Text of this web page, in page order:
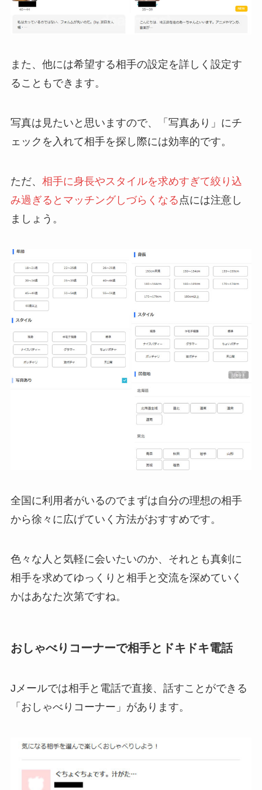
また、他には希望する相手の設定を詳しく設定す
ることもできます。
写真は見たいと思いますので、「写真あり」にチ
ェックを入れて相手を探し際には効率的です。
ただ、 相手に身長やスタイルを求めすぎて絞り込
み過ぎるとマッチングしづらくなる 点には注意し
ましょう。
全国に利用者がいるのでまずは自分の理想の相手
から徐々に広げていく方法がおすすめです。
色々な人と気軽に会いたいのか、それとも真剣に
相手を求めてゆっくりと相手と交流を深めていく
かはあなた次第ですね。
おしゃべりコーナーで相手とドキドキ電話
Jメールでは相手と電話で直接、話すことができる
「おしゃべりコーナー」があります。